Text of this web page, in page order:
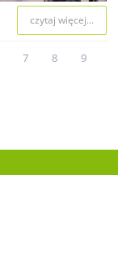
czytaj więcej...
7 8
9